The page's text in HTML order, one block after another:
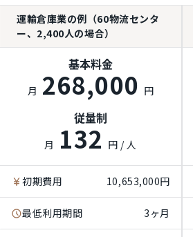
運輸倉庫業の例（60物流センタ
ー、2,400人の場合）
基本料金
月 268,000 円
従量制
月 132 円 / 人
初期費用 10,653,000円
最低利用期間 3ヶ月